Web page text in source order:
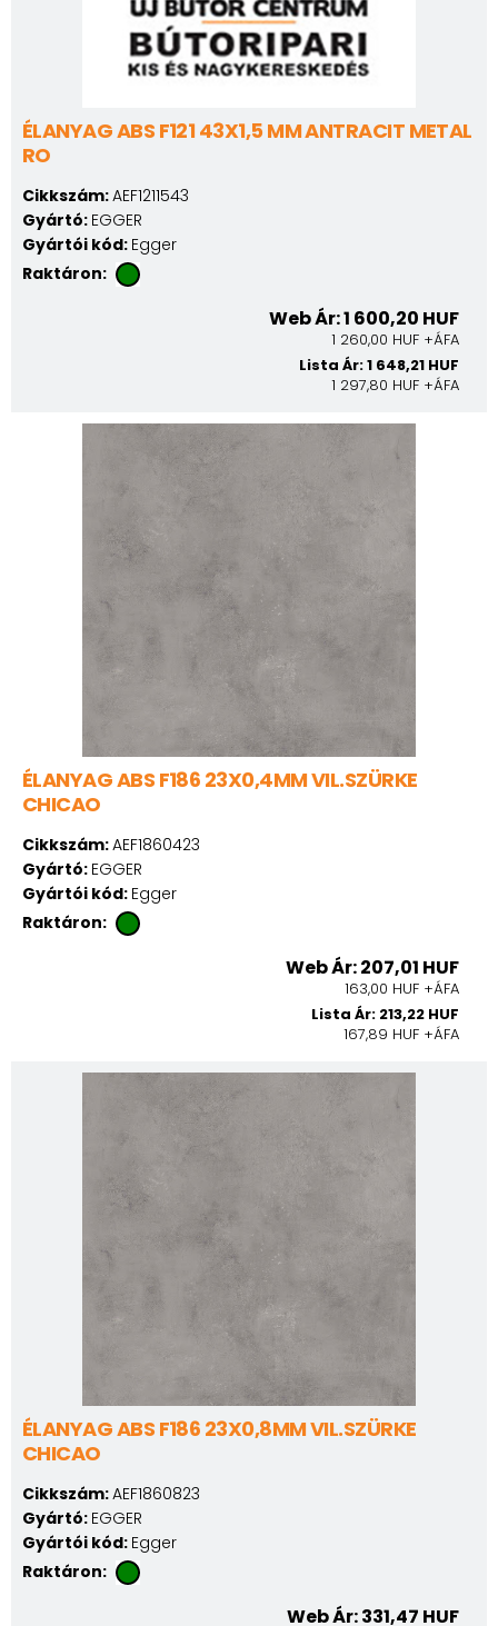
ÉLANYAG ABS F121 43X1,5 MM ANTRACIT METAL
RO
Cikkszám:AEF1211543
Gyártó: EGGER
Gyártói kód: Egger
Raktáron:
Web Ár: 1 600,20 HUF
1 260,00 HUF +ÁFA
Lista Ár: 1 648,21 HUF
1 297,80 HUF +ÁFA
ÉLANYAG ABS F186 23X0,4MM VIL.SZÜRKE
CHICAO
Cikkszám:AEF1860423
Gyártó: EGGER
Gyártói kód: Egger
Raktáron:
Web Ár: 207,01 HUF
163,00 HUF +ÁFA
Lista Ár: 213,22 HUF
167,89 HUF +ÁFA
ÉLANYAG ABS F186 23X0,8MM VIL.SZÜRKE
CHICAO
Cikkszám:AEF1860823
Gyártó: EGGER
Gyártói kód: Egger
Raktáron:
Web Ár: 331,47 HUF